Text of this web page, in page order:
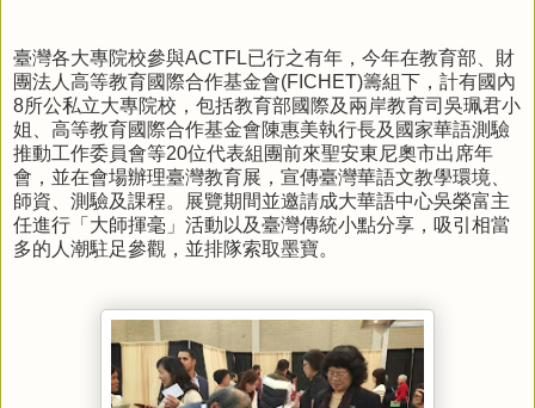
臺灣各大專院校參與ACTFL已行之有年，今年在教育部、財
團法人高等教育國際合作基金會(FICHET)籌組下，計有國內
8所公私立大專院校，包括教育部國際及兩岸教育司吳珮君小
姐、高等教育國際合作基金會陳惠美執行長及國家華語測驗
推動工作委員會等20位代表組團前來聖安東尼奧市出席年
會，並在會場辦理臺灣教育展，宣傳臺灣華語文教學環境、
師資、測驗及課程。展覽期間並邀請成大華語中心吳榮富主
任進行「大師揮毫」活動以及臺灣傳統小點分享，吸引相當
多的人潮駐足參觀，並排隊索取墨寶。